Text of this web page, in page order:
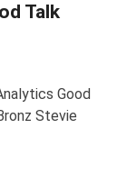
Talk
Good
Stevie